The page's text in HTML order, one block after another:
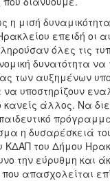
μισή
επειδή οι
όλες τις
δυνατότητα
των αυξημένων
υποστηρίζουν
άλλος. Να
η δυσαρέσκειά
ΚΔΑΠ του Δήμου
την εύρυθμη και
απασχολείται